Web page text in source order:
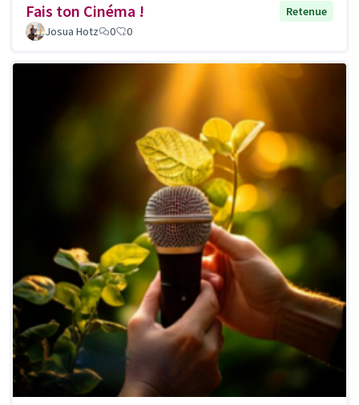
Fais ton Cinéma !
Retenue
Josua Hotz
0 0